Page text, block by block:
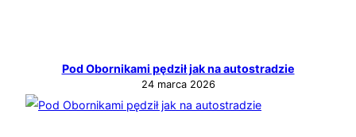
Pod Obornikami pędził jak na autostradzie
24 marca 2026